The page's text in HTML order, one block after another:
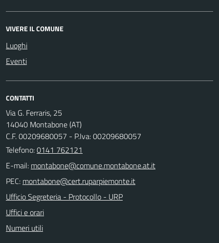
VIVERE IL COMUNE
Luoghi
Eventi
CONTATTI
Via G. Ferraris, 25
14040 Montabone (AT)
C.F. 00209680057 - P.Iva: 00209680057
Telefono:0141 762121
E-mail:
PEC:
Ufficio Segreteria - Protocollo - URP
Uffici e orari
Numeri utili